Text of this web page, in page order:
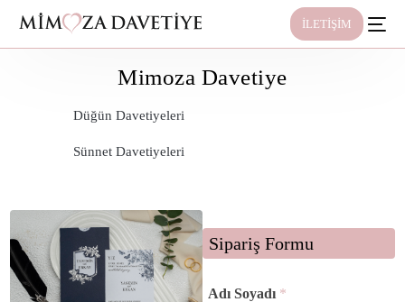
İLETİŞİM
Mimoza Davetiye
Düğün Davetiyeleri
Sünnet Davetiyeleri
Sipariş Formu
Adı Soyadı *